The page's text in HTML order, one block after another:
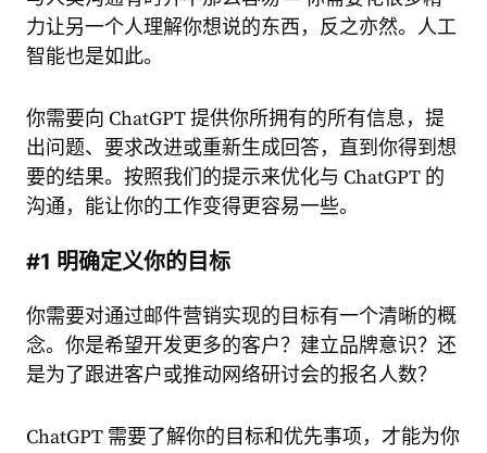
力让另一个人理解你想说的东西，反之亦然。人工
智能也是如此。
你需要向 ChatGPT 提供你所拥有的所有信息，提
出问题、要求改进或重新生成回答，直到你得到想
要的结果。按照我们的提示来优化与 ChatGPT 的
沟通，能让你的工作变得更容易一些。
#1 明确定义你的目标
你需要对通过邮件营销实现的目标有一个清晰的概
念。你是希望开发更多的客户？建立品牌意识？还
是为了跟进客户或推动网络研讨会的报名人数？
ChatGPT 需要了解你的目标和优先事项，才能为你